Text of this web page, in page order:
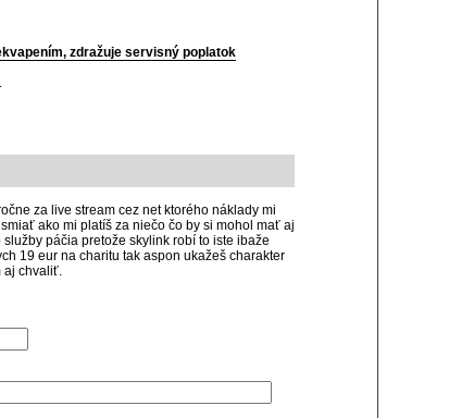
zdražuje servisný poplatok
.
za live stream cez net ktorého náklady mi
ako mi platíš za niečo čo by si mohol mať aj
páčia pretože skylink robí to iste ibaže
19 eur na charitu tak aspon ukažeš charakter
aj chvaliť.